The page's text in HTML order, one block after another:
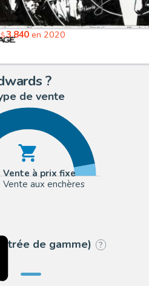
$3,840 en 2020
?
de vente
Vente à prix fixe
Vente aux enchères
de gamme) ?